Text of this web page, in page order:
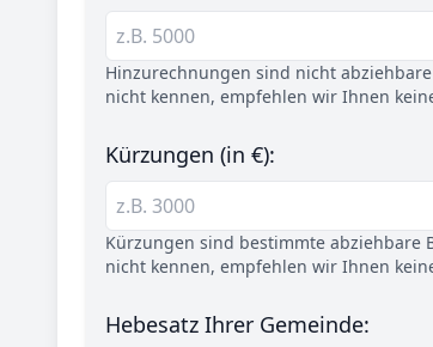
Hinzurechnungen sind nicht
nicht kennen, empfehlen wir Ihnen
Kürzungen (in €):
Kürzungen sind bestimmte abziehbare
nicht kennen, empfehlen wir Ihnen
Hebesatz Ihrer Gemeinde: